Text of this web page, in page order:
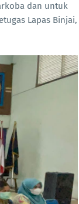
dan untuk
Lapas Binjai,